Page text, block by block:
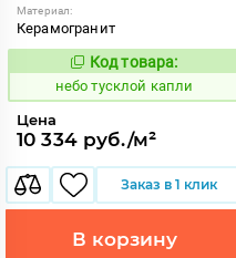
Материал:
Керамогранит
1122662
Код товара:
небо тусклой капли
Цена
10 334 руб./м²
Заказ в 1 клик
В корзину